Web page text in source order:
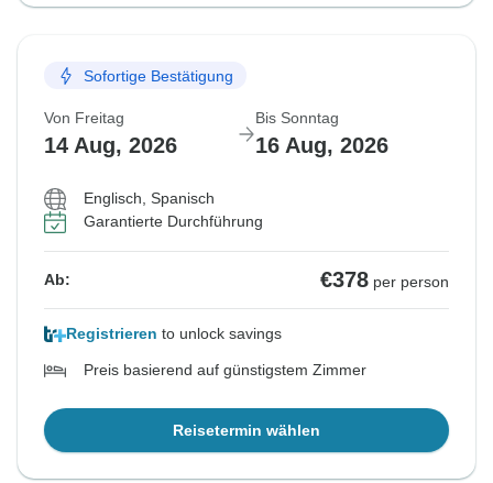
Sofortige Bestätigung
Von Freitag
14 Aug, 2026
Bis Sonntag
16 Aug, 2026
Englisch, Spanisch
Garantierte Durchführung
Ab: €378 per person
Registrieren to unlock savings
Preis basierend auf günstigstem Zimmer
Reisetermin wählen